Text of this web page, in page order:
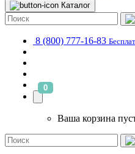
Каталог
8 (800) 777-16-83
0
Ваша корзина